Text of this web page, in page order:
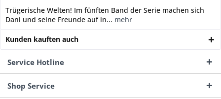
Trügerische Welten! Im fünften Band der Serie machen sich
Dani und seine Freunde auf in... mehr
Kunden kauften auch
Service Hotline
Shop Service